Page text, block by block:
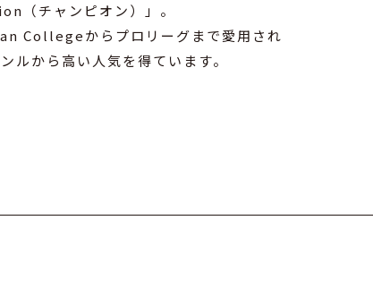
（チャンピオン）」。
Collegeからプロリーグまで愛用され
ルから高い人気を得ています。